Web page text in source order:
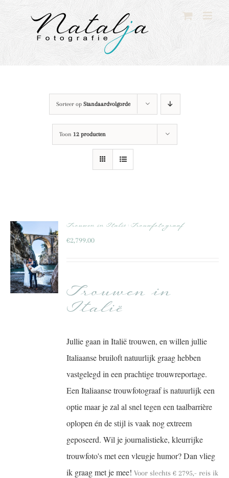
naar
Sorteer op Standaardvolgorde
Toon 12 producten
Trouwen in Italië : Trouwfotograaf
€2,799.00
Trouwen in
Italië
Jullie gaan in Italië trouwen, en willen jullie
Italiaanse bruiloft natuurlijk graag hebben
vastgelegd in een prachtige trouwreportage.
Een Italiaanse trouwfotograaf is natuurlijk een
optie maar je zal al snel tegen een taalbarrière
oplopen én de stijl is vaak nog extreem
geposeerd. Wil je journalistieke, kleurrijke
trouwfoto's met een vleugje humor? Dan vlieg
ik graag met je mee! Voor slechts € 2795,- reis ik